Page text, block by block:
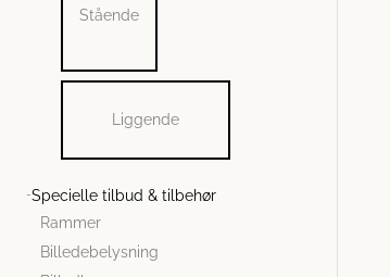
Stående
Liggende
Specielle tilbud & tilbehør
Rammer
Billedebelysning